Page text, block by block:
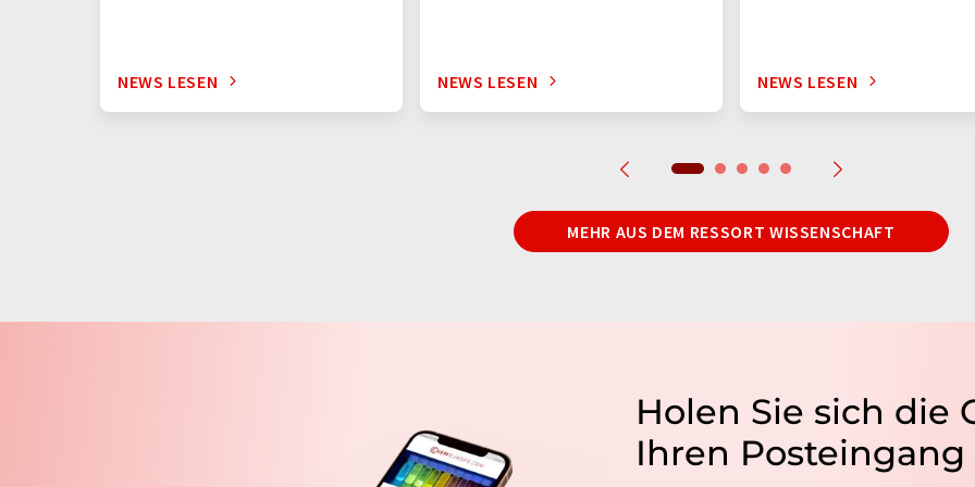
NEWS LESEN NEWS LESEN NEWS LESEN
MEHR AUS DEM RESSORT WISSENSCHAFT
Holen Sie sich die
Ihren Posteingang